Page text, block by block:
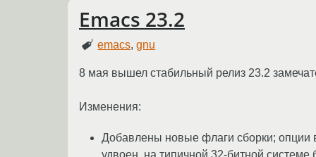
Emacs 23.2
emacs,gnu
8 мая вышел стабильный релиз 23.2
Изменения:
Добавлены новые флаги сборки;